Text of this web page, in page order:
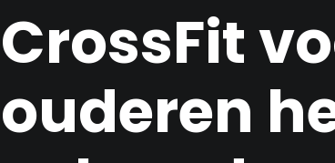
CrossFit
ouderen